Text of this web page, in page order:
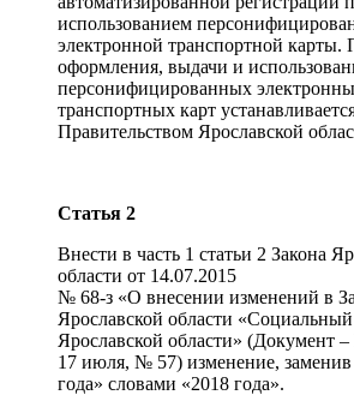
использованием
электронной транспортной карты.
оформления, выдачи и
персонифицированных
транспортных карт
Правительством Ярославской
Статья 2
Внести в часть 1 статьи 2 Закона
области от 14.07.2015
№ 68-з «О внесении изменений в
Ярославской области «Социальный
Ярославской области» (Документ
17 июля, № 57) изменение, заменив
года» словами «2018 года».